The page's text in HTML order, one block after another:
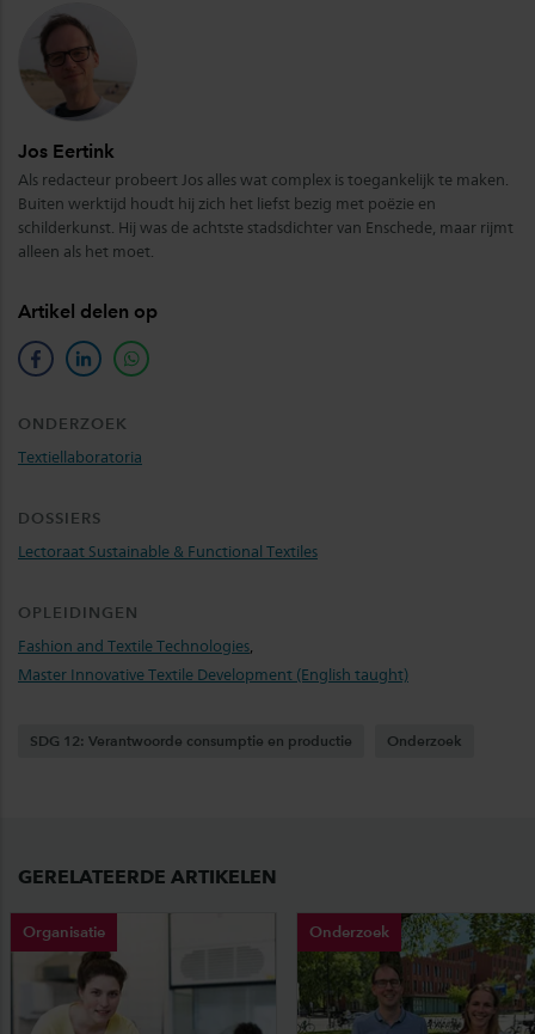
Jos Eertink
Als redacteur probeert Jos alles wat complex is toegankelijk te maken.
Buiten werktijd houdt hij zich het liefst bezig met poëzie en
schilderkunst. Hij was de achtste stadsdichter van Enschede, maar rijmt
alleen als het moet.
Artikel delen op
facebooklinkedinwhatsapp
ONDERZOEK
Textiellaboratoria
DOSSIERS
Lectoraat Sustainable & Functional Textiles
OPLEIDINGEN
Fashion and Textile Technologies,
Master Innovative Textile Development (English taught)
SDG 12: Verantwoorde consumptie en productie Onderzoek
GERELATEERDE ARTIKELEN
Organisatie Onderzoek